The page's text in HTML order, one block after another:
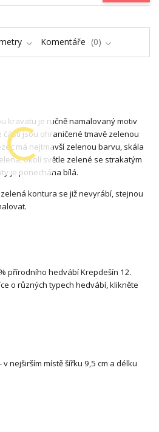
Komentáře 0
kravatu je ručně namalovaný motiv
jsou ohraničené tmavě zelenou
má nejtmavší zelenou barvu, skála
okolí světle zelené se strakatým
je ponechána bílá.
kontura se již nevyrábí, stejnou
přírodního hedvábí Krepdešín 12.
o různých typech hedvábí, klikněte
nejširším místě šířku 9,5 cm a délku